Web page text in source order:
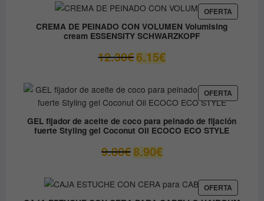
era:
37.45€.
es:
31.80€.
OFERTA
EN
CREMA DE PEINADO CON VOLUMEN Volumising
cream ESSENSITY SCHWARZKOPF
12.30€El
precio
era:
12.30€.
6.15€El
precio
es:
6.15€.
OFERTA
EN
GEL fijador de aceite de coco para peinado de fijación
fuerte Styling gel Coconut Oil ECOCO ECO STYLE
9.80€ El
precio
era:
8.90€El
precio
es:
OFERTA
EN